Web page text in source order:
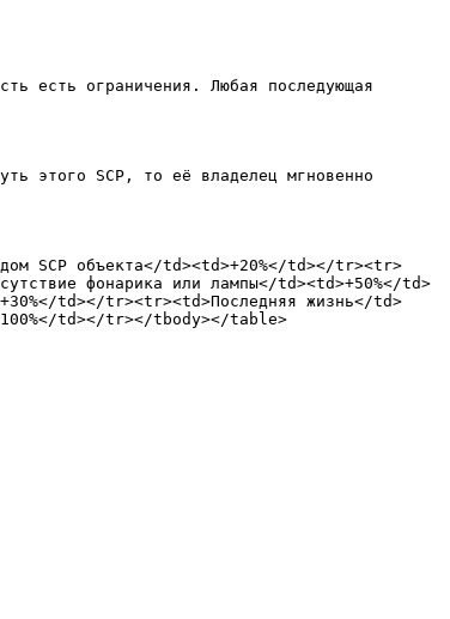
есть ограничения. Любая последующая
этого SCP, то её владелец мгновенно
SCP объекта</td><td>+20%</td></tr><tr>
фонарика или лампы</td><td>+50%</td>
td></tr><tr><td>Последняя жизнь</td>
td></tr></tbody></table>